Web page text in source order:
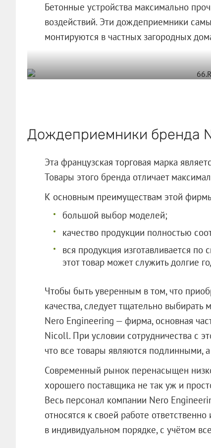
Бетонные устройства максимально
воздействий. Эти дождеприемники
монтируются в частных загородных
Дождеприемники бренда
Эта французская торговая марка
Товары этого бренда отличает
К основным преимуществам этой
большой выбор моделей;
качество продукции полностью
вся продукция изготавливается
этот товар может служить долгие
Чтобы быть уверенным в том, что
качества, следует тщательно выбирать
Nero Engineering — фирма, основная
Nicoll. При условии сотрудничества с
что все товары являются подлинными,
Современный рынок перенасыщен
хорошего поставщика не так уж и
Весь персонал компании Nero
относятся к своей работе
в индивидуальном порядке, с